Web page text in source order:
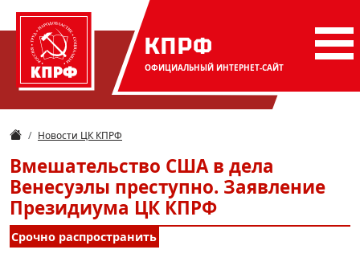
КПРФ
ОФИЦИАЛЬНЫЙ ИНТЕРНЕТ-САЙТ
Новости ЦК КПРФ
Вмешательство США в дела
Венесуэлы преступно. Заявление
Президиума ЦК КПРФ
Срочно распространить